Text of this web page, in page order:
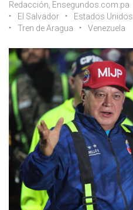
Redacción, Ensegundos.com.pa
El Salvador
Estados Unidos
Tren de Aragua
Venezuela